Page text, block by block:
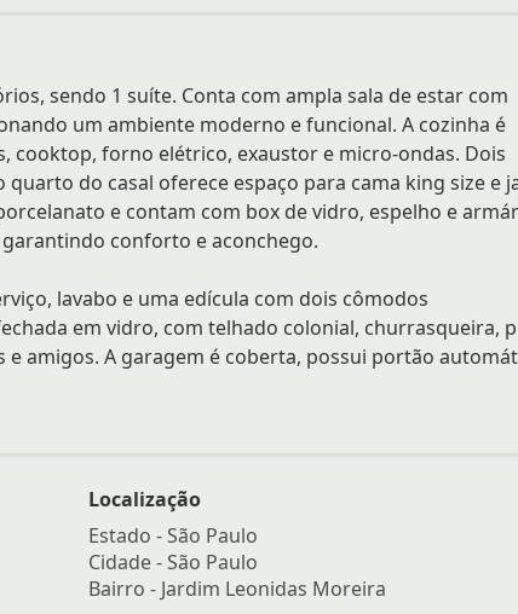
sendo 1 suíte. Conta com ampla sala de estar com
um ambiente moderno e funcional. A cozinha é
cooktop, forno elétrico, exaustor e micro-ondas. Dois
do casal oferece espaço para cama king size e
e contam com box de vidro, espelho e
conforto e aconchego.
lavabo e uma edícula com dois cômodos
em vidro, com telhado colonial, churrasqueira,
amigos. A garagem é coberta, possui portão
Localização
Estado -São Paulo
Cidade -São Paulo
Bairro - Jardim Leonidas Moreira